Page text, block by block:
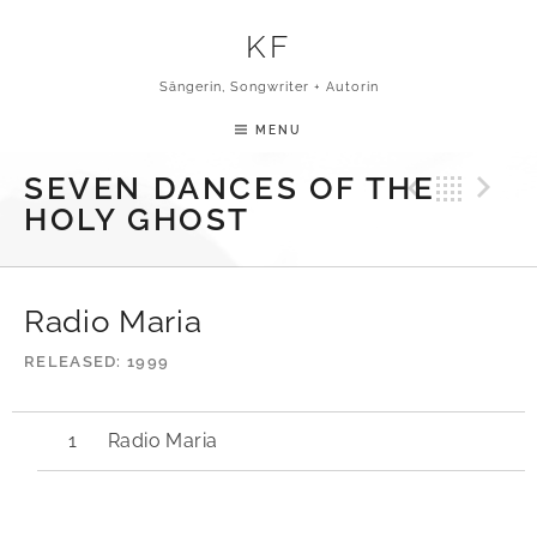
KF
Sängerin, Songwriter + Autorin
MENU
SEVEN DANCES OF THE
HOLY GHOST
Radio Maria
RELEASED 1999
Radio Maria